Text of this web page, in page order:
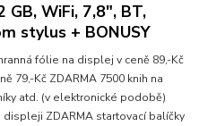
GB, WiFi, 7,8", BT,
stylus + BONUSY
fólie na displej v ceně 89,-Kč
79,-Kč ZDARMA 7500 knih na
atd. (v elektronické podobě)
displeji ZDARMA startovací balíčky